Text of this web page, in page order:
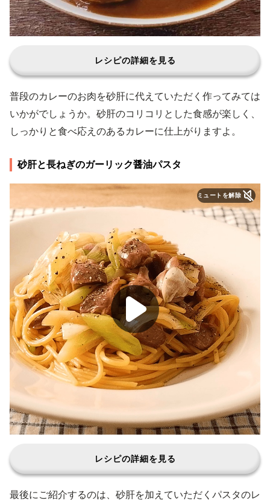
レシピの詳細を見る
普段のカレーのお肉を砂肝に代えていただく作ってみては
いかがでしょうか。砂肝のコリコリとした食感が楽しく、
しっかりと食べ応えのあるカレーに仕上がりますよ。
砂肝と長ねぎのガーリック醤油パスタ
ミュートを解除
レシピの詳細を見る
最後にご紹介するのは、砂肝を加えていただくパスタのレ